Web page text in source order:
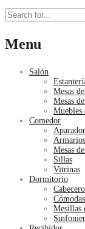
Menu
Salón
Mesas
Mesas
Muebles
Comedor
Mesas
Sillas
Vitrinas
Dormitorio
Cómodas
Mesillas